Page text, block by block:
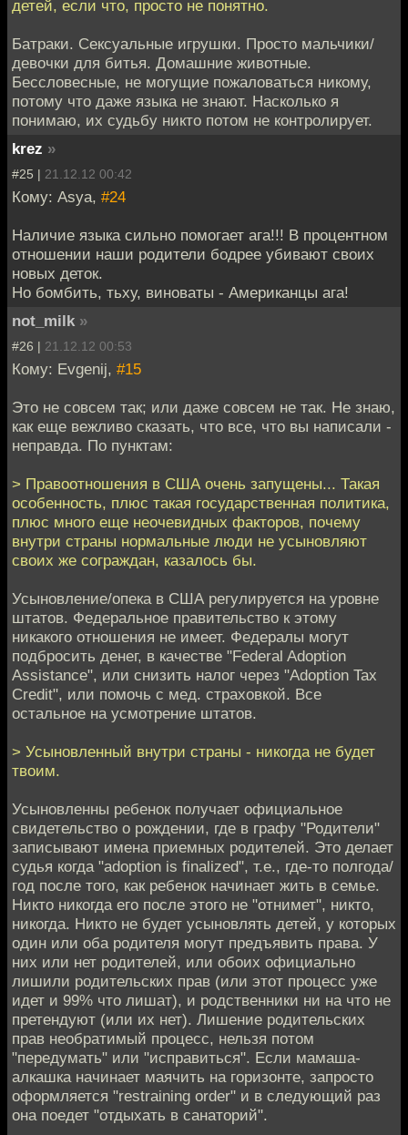
детей, если что, просто не понятно.
Батраки. Сексуальные игрушки. Просто мальчики/
девочки для битья. Домашние животные.
Бессловесные, не могущие пожаловаться никому,
потому что даже языка не знают. Насколько я
понимаю, их судьбу никто потом не контролирует.
krez »
#25 | 21.12.12 00:42
Кому: Asya, #24
Наличие языка сильно помогает ага!!! В процентном
отношении наши родители бодрее убивают своих
новых деток.
Но бомбить, тьху, виноваты - Американцы ага!
not_milk »
#26 | 21.12.12 00:53
Кому: Evgenij, #15
Это не совсем так; или даже совсем не так. Не знаю,
как еще вежливо сказать, что все, что вы написали -
неправда. По пунктам:
> Правоотношения в США очень запущены... Такая
особенность, плюс такая государственная политика,
плюс много еще неочевидных факторов, почему
внутри страны нормальные люди не усыновляют
своих же сограждан, казалось бы.
Усыновление/опека в США регулируется на уровне
штатов. Федеральное правительство к этому
никакого отношения не имеет. Федералы могут
подбросить денег, в качестве "Federal Adoption
Assistance", или снизить налог через "Adoption Tax
Credit", или помочь с мед. страховкой. Все
остальное на усмотрение штатов.
> Усыновленный внутри страны - никогда не будет
твоим.
Усыновленны ребенок получает официальное
свидетельство о рождении, где в графу "Родители"
записывают имена приемных родителей. Это делает
судья когда "adoption is finalized", т.е., где-то полгода/
год после того, как ребенок начинает жить в семье.
Никто никогда его после этого не "отнимет", никто,
никогда. Никто не будет усыновлять детей, у которых
один или оба родителя могут предъявить права. У
них или нет родителей, или обоих официально
лишили родительских прав (или этот процесс уже
идет и 99% что лишат), и родственники ни на что не
претендуют (или их нет). Лишение родительских
прав необратимый процесс, нельзя потом
"передумать" или "исправиться". Если мамаша-
алкашка начинает маячить на горизонте, запросто
оформляется "restraining order" и в следующий раз
она поедет "отдыхать в санаторий".